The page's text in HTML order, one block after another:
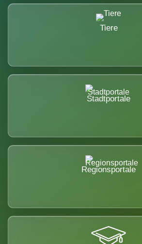
Tiere
Stadtportale
Regionsportale